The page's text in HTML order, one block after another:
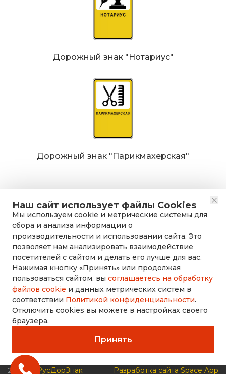
Наш сайт использует файлы Cookies
Мы используем cookie и метрические системы для
сбора и анализа информации о
производительности и использовании сайта. Это
позволяет нам анализировать взаимодействие
посетителей с сайтом и делать его лучше для вас.
Нажимая кнопку «Принять» или продолжая
пользоваться сайтом, вы соглашаетесь на обработку
файлов cookie и данных метрических систем в
соответствии Политикой конфиденциальности.
Отключить cookies вы можете в настройках своего
браузера.
Принять
Дорожный знак "Нотариус"
Дорожный знак "Парикмахерская"
rusdorznak@mail.ru
+7 (8452) 53-70-71
2026 © РусДорЗнак Разработка сайта Space App